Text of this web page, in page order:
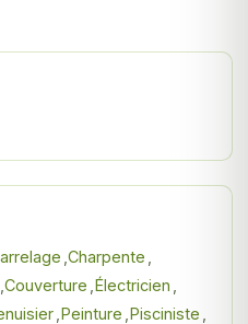
Charpente
Couverture Électricien
Peinture Pisciniste